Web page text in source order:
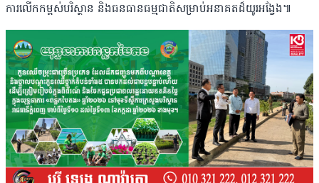
ការលើកកម្ពស់បរិស្ថាន និងធនធានធម្មជាតិសម្រាប់អនាគតដ៏យូរអង្វែង៕